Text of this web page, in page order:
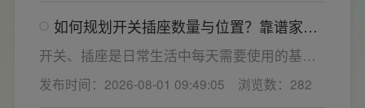
一站式配齐全屋电气产品，选择综合实力过硬
的家用开关电气套装厂家，可以同时搞定开关
插座、配电箱、多媒体布线箱等全套产品，采
购与售后更省心。
如何规划开关插座数量与位置？靠谱家用
开关电气套装品牌怎么选？
开关、插座是日常生活中每天需要使用的基础
电气配件。随着家用电器的普及，需要的电源
插座和开关也会越来越多。装修前期除了规划
发布时间：2026-08-01 09:49:05 浏览数：282